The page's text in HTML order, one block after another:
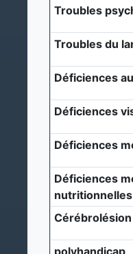
Troubles
Troubles du
Déficiences
Déficiences
Déficiences
Déficiences
nutritionnelles
Cérébrolésion